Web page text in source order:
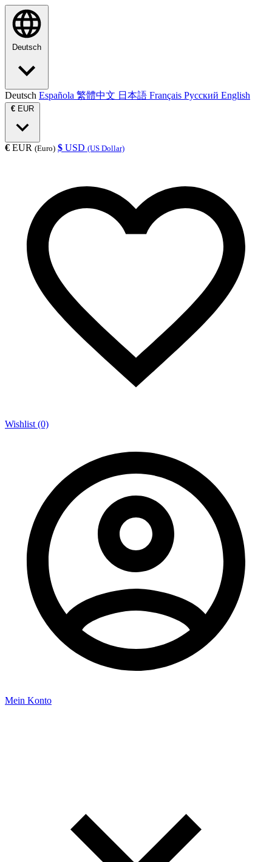
Deutsch
Deutsch Española 繁體中文 日本語 Français Русский English
€ EUR
€ EUR (Euro) $ USD (US Dollar)
Wishlist (0)
Mein Konto